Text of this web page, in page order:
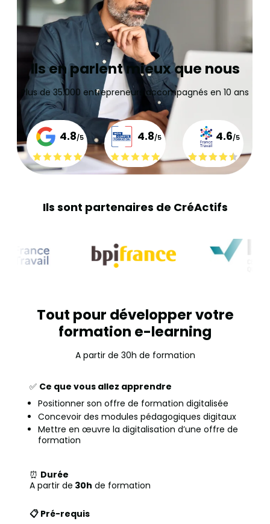
Ils en parlent mieux que nous
Plus de 35.000 entrepreneurs accompagnés en 10 ans
4.8/5 4.8/5 4.6/5
Ils sont partenaires de CréActifs
Tout pour développer votre
formation e-learning
A partir de 30h de formation
✅ Ce que vous allez apprendre
Positionner son offre de formation digitalisée
Concevoir des modules pédagogiques digitaux
Mettre en œuvre la digitalisation d’une offre de
formation
⏰ Durée
A partir de 30h de formation
📋 Pré-requis